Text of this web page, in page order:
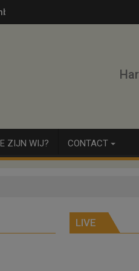
ZIJN WIJ? CONTACT
LIVE